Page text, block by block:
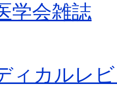
学会雑誌
ィカルレ